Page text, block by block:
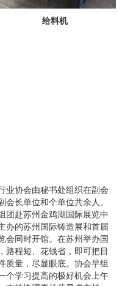
给料机
业协会由秘书处组织在副会
长单位和个单位共余人。
团赴苏州金鸡湖国际展览中
办的苏州国际铸造展和首届
会同时开馆。在苏州举办国
路程短、花钱省，即可把目
质量，尽显眼底。协会早组
个学习提高的极好机会上午